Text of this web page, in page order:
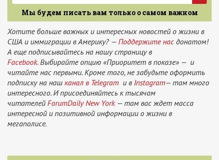
Мы будем писать вам только о самом важном
Хотите больше важных и интересных новостей о жизни в
США и иммиграции в Америку? — Поддержите нас донатом!
А еще подписывайтесь на нашу страницу в
Facebook.Выбирайте опцию «Приоритет в показе» — и
читайте нас первыми. Кроме того, не забудьте оформить
подписку на наш канал в Telegram и в Instagram— там много
интересного. И присоединяйтесь к тысячам
читателей ForumDaily New York— там вас ждет масса
интересной и позитивной информации о жизни в
мегаполисе.